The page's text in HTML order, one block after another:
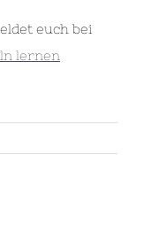
euch bei
lernen